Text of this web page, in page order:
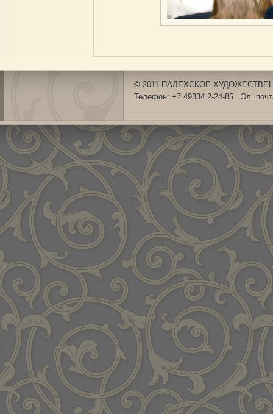
© 2011 ПАЛЕХСКОЕ
Телефон: +7 49334 2-24-85 Эл.